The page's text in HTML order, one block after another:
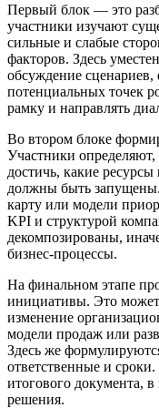
Первый блок — это
участники изучают
сильные и слабые
факторов. Здесь
обсуждение
потенциальных точек
рамку и направлять
Во втором блоке
Участники
достичь, какие
должны быть запущены.
карту или модели
KPI и структурой
декомпозированы,
бизнес-процессы.
На финальном этапе
инициативы. Это
изменение
модели продаж или
Здесь же
ответственные и сроки.
итогового документа,
решения.